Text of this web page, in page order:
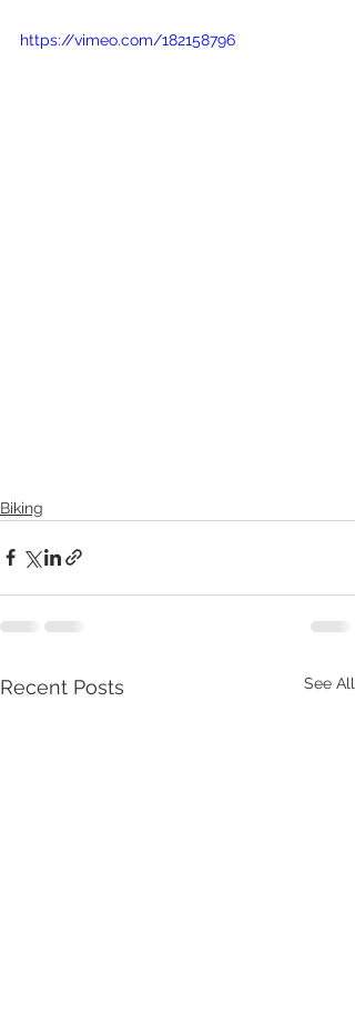
https://vimeo.com/182158796
Biking
Recent Posts See All